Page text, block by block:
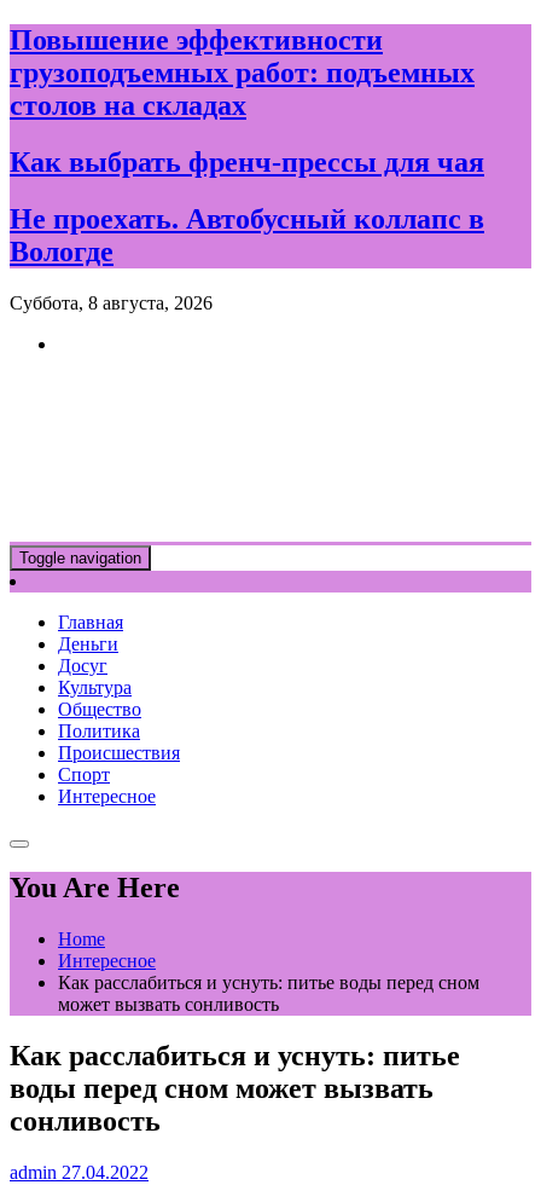
Skip
to
content
Повышение эффективности
грузоподъемных работ: подъемных
столов на складах
Как выбрать френч-прессы для чая
Не проехать. Автобусный коллапс в
Вологде
Суббота, 8 августа, 2026
Toggle navigation
Главная
Деньги
Досуг
Культура
Общество
Политика
Происшествия
Спорт
Интересное
You Are Here
Home
Интересное
Как расслабиться и уснуть: питье воды перед сном
может вызвать сонливость
Как расслабиться и уснуть: питье
воды перед сном может вызвать
сонливость
admin 27.04.2022